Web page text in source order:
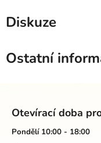
Diskuze
Ostatní
Otevírací doba
Pondělí 10:00 - 18:00